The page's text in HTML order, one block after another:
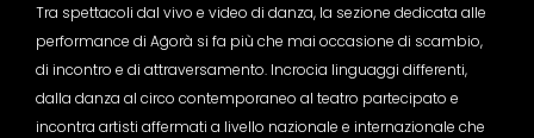
Tra spettacoli dal vivo e video di danza, la sezione dedicata alle
performance di Agorà si fa più che mai occasione di scambio,
di incontro e di attraversamento. Incrocia linguaggi differenti,
dalla danza al circo contemporaneo al teatro partecipato e
incontra artisti affermati a livello nazionale e internazionale che